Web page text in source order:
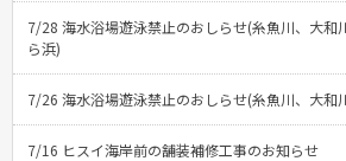
7/28 海水浴場遊泳禁止のおしらせ(糸魚川、大和
ら浜)
7/26 海水浴場遊泳禁止のおしらせ(糸魚川、大和
7/16 ヒスイ海岸前の舗装補修工事のお知らせ